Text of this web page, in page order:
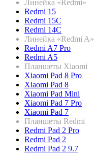
Линейка «Redmi»
Redmi 15
Redmi 15C
Redmi 14C
Линейка «Redmi A»
Redmi A7 Pro
Redmi A5
Планшеты Xiaomi
Xiaomi Pad 8 Pro
Xiaomi Pad 8
Xiaomi Pad Mini
Xiaomi Pad 7 Pro
Xiaomi Pad 7
Планшеты Redmi
Redmi Pad 2 Pro
Redmi Pad 2
Redmi Pad 2 9.7